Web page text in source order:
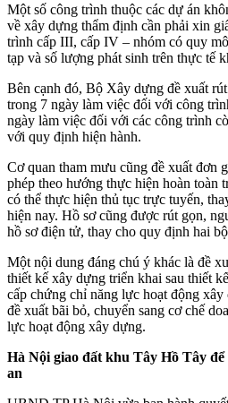
Một số công trình thuộc các dự án
về xây dựng thẩm định cần phải xin
trình cấp III, cấp IV – nhóm có quy
tạp và số lượng phát sinh trên thực tế
Bên cạnh đó, Bộ Xây dựng đề xuất
trong 7 ngày làm việc đối với công
ngày làm việc đối với các công trình
với quy định hiện hành.
Cơ quan tham mưu cũng đề xuất đơn
phép theo hướng thực hiện hoàn toàn
có thể thực hiện thủ tục trực tuyến,
hiện nay. Hồ sơ cũng được rút gọn,
hồ sơ điện tử, thay cho quy định hai
Một nội dung đáng chú ý khác là đề
thiết kế xây dựng triển khai sau thiết
cấp chứng chỉ năng lực hoạt động
đề xuất bãi bỏ, chuyển sang cơ chế
lực hoạt động xây dựng.
Hà Nội giao đất khu Tây Hồ Tây
an